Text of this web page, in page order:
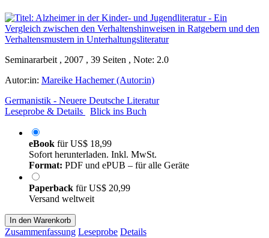
Seminararbeit , 2007 , 39 Seiten , Note: 2.0
Autor:in: Mareike Hachemer (Autor:in)
Germanistik - Neuere Deutsche Literatur
Leseprobe & Details
Blick ins Buch
eBook fürUS$ 18,99
Sofort herunterladen. Inkl. MwSt.
Format: PDF und ePUB – für alle Geräte
Paperback fürUS$ 20,99
Versand weltweit
In den Warenkorb
Zusammenfassung Leseprobe Details